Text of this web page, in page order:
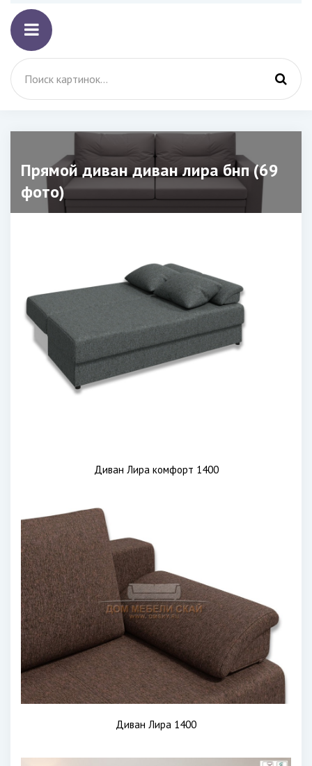
Прямой диван диван лира бнп (69
фото)
Диван Лира комфорт 1400
Диван Лира 1400